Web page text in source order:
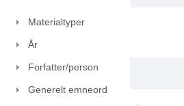
Materialtyper
År
Forfatter/person
Generelt emneord